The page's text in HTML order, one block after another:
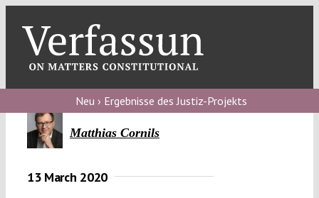
content
blog
Verfassungs
Verfassungs
Neu › Ergebnisse des Justiz-Projekts
Matthias Cornils
13 March 2020